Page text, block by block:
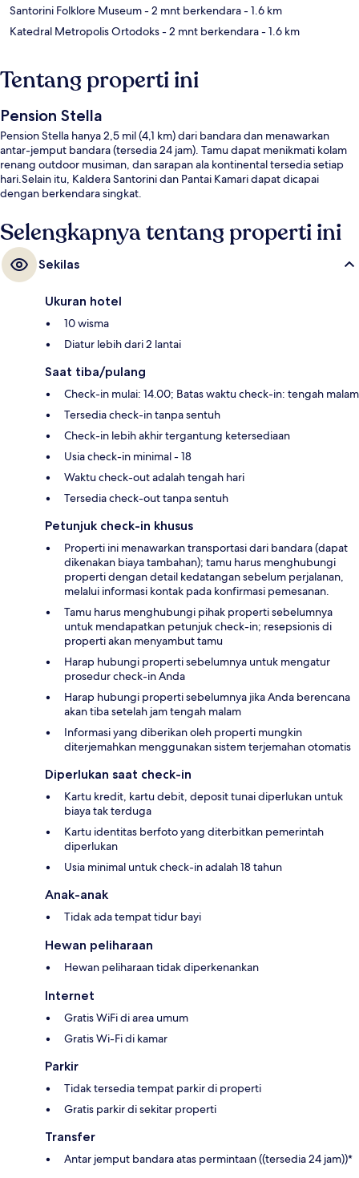
Santorini Folklore Museum- 2 mnt berkendara- 1.6 km
Katedral Metropolis Ortodoks- 2 mnt berkendara- 1.6 km
Tentang properti ini
Pension Stella
Pension Stella hanya 2,5 mil (4,1 km) dari bandara dan menawarkan
antar-jemput bandara (tersedia 24 jam). Tamu dapat menikmati kolam
renang outdoor musiman, dan sarapan ala kontinental tersedia setiap
hari.Selain itu, Kaldera Santorini dan Pantai Kamari dapat dicapai
dengan berkendara singkat.
Selengkapnya tentang properti ini
Sekilas
Ukuran hotel
10 wisma
Diatur lebih dari 2 lantai
Saat tiba/pulang
Check-in mulai: 14.00; Batas waktu check-in: tengah malam
Tersedia check-in tanpa sentuh
Check-in lebih akhir tergantung ketersediaan
Usia check-in minimal - 18
Waktu check-out adalah tengah hari
Tersedia check-out tanpa sentuh
Petunjuk check-in khusus
Properti ini menawarkan transportasi dari bandara (dapat
dikenakan biaya tambahan); tamu harus menghubungi
properti dengan detail kedatangan sebelum perjalanan,
melalui informasi kontak pada konfirmasi pemesanan.
Tamu harus menghubungi pihak properti sebelumnya
untuk mendapatkan petunjuk check-in; resepsionis di
properti akan menyambut tamu
Harap hubungi properti sebelumnya untuk mengatur
prosedur check-in Anda
Harap hubungi properti sebelumnya jika Anda berencana
akan tiba setelah jam tengah malam
Informasi yang diberikan oleh properti mungkin
diterjemahkan menggunakan sistem terjemahan otomatis
Diperlukan saat check-in
Kartu kredit, kartu debit, deposit tunai diperlukan untuk
biaya tak terduga
Kartu identitas berfoto yang diterbitkan pemerintah
diperlukan
Usia minimal untuk check-in adalah 18 tahun
Anak-anak
Tidak ada tempat tidur bayi
Hewan peliharaan
Hewan peliharaan tidak diperkenankan
Internet
Gratis WiFi di area umum
Gratis Wi-Fi di kamar
Parkir
Tidak tersedia tempat parkir di properti
Gratis parkir di sekitar properti
Transfer
Antar jemput bandara atas permintaan ((tersedia 24 jam))*